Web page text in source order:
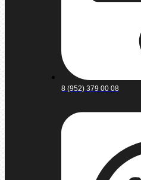
8 (952) 379 00 08